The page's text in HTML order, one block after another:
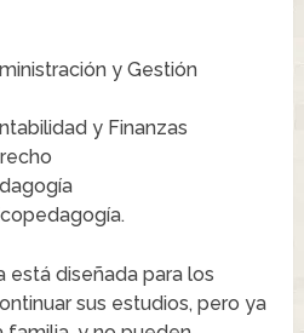
y Gestión
y Finanzas
diseñada para los
sus estudios, pero ya